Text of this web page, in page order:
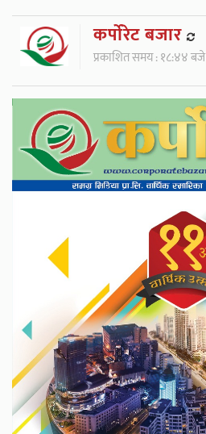
कर्पाेरेट बजार
प्रकाशित समय : १८:४४ बजे